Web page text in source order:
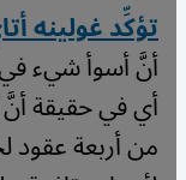
تؤكِّد غولينه
أنَّ أسوأ شيء في
أي في حقيقة
من أربعة